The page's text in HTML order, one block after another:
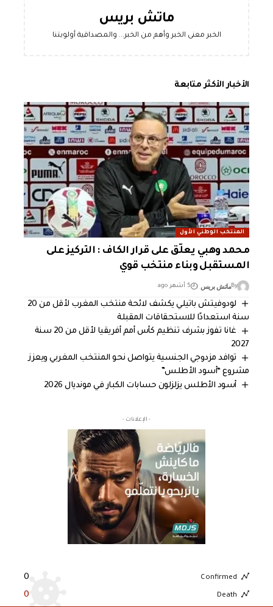
ماتش بريس
الخبر معنى الخبر وأهم من الخبر... والمصداقية أولويتنا
الأخبار الأكثر متابعة
المنتخب الوطني الأول
محمد وهبي يعلّق على قرار الكاف : التركيز على
المستقبل وبناء منتخب قوي
Byماتش بريس 5 أشهر ago
لودوفيتش باتيلي يكشف لائحة منتخب المغرب لأقل من 20
سنة استعدادًا للاستحقاقات المقبلة
غانا تفوز بشرف تنظيم كأس أمم أفريقيا لأقل من 20 سنة
2027
توافد مزدوجي الجنسية يتواصل نحو المنتخب المغربي ويعزز
مشروع “أسود الأطلس”
أسود الأطلس يزلزلون حسابات الكبار في مونديال 2026
- الإعلانات -
Confirmed
0
Death
0